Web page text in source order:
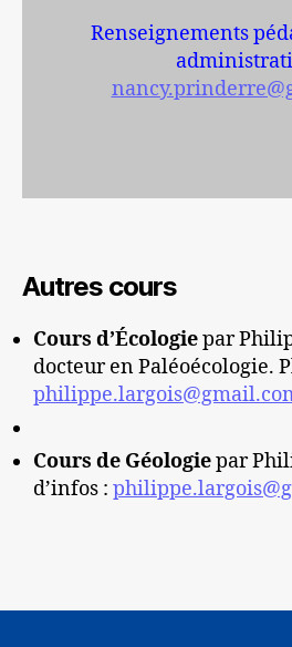
Renseignements
Autres cours
Cours d’Écologiepar
docteur en Paléoécologie.
Cours de Géologiepar
d’infos :